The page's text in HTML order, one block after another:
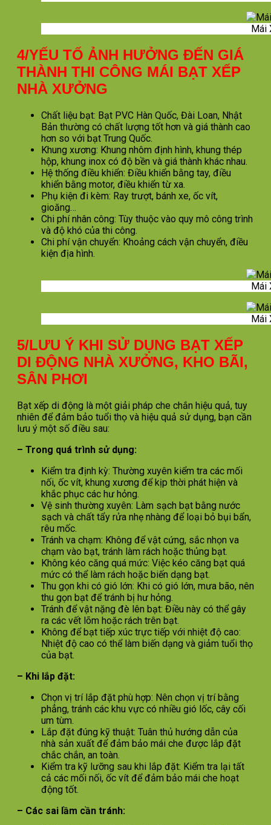
Mái
4/YẾU TỐ ẢNH HƯỞNG ĐẾN GIÁ
THÀNH THI CÔNG MÁI BẠT XẾP
NHÀ XƯỞNG
Chất liệu bạt: Bạt PVC Hàn Quốc, Đài Loan, Nhật
Bản thường có chất lượng tốt hơn và giá thành cao
hơn so với bạt Trung Quốc.
Khung xương: Khung nhôm định hình, khung thép
hộp, khung inox có độ bền và giá thành khác nhau.
Hệ thống điều khiển: Điều khiển bằng tay, điều
khiển bằng motor, điều khiển từ xa.
Phụ kiện đi kèm: Ray trượt, bánh xe, ốc vít,
gioăng…
Chi phí nhân công: Tùy thuộc vào quy mô công trình
và độ khó của thi công.
Chi phí vận chuyển: Khoảng cách vận chuyển, điều
kiện địa hình.
Mái
Mái
5/LƯU Ý KHI SỬ DỤNG BẠT XẾP
DI ĐỘNG NHÀ XƯỞNG, KHO BÃI,
SÂN PHƠI
Bạt xếp di động là một giải pháp che chắn hiệu quả, tuy
nhiên để đảm bảo tuổi thọ và hiệu quả sử dụng, bạn cần
lưu ý một số điều sau:
– Trong quá trình sử dụng:
Kiểm tra định kỳ: Thường xuyên kiểm tra các mối
nối, ốc vít, khung xương để kịp thời phát hiện và
khắc phục các hư hỏng.
Vệ sinh thường xuyên: Làm sạch bạt bằng nước
sạch và chất tẩy rửa nhẹ nhàng để loại bỏ bụi bẩn,
rêu mốc.
Tránh va chạm: Không để vật cứng, sắc nhọn va
chạm vào bạt, tránh làm rách hoặc thủng bạt.
Không kéo căng quá mức: Việc kéo căng bạt quá
mức có thể làm rách hoặc biến dạng bạt.
Thu gọn khi có gió lớn: Khi có gió lớn, mưa bão, nên
thu gọn bạt để tránh bị hư hỏng.
Tránh để vật nặng đè lên bạt: Điều này có thể gây
ra các vết lõm hoặc rách trên bạt.
Không để bạt tiếp xúc trực tiếp với nhiệt độ cao:
Nhiệt độ cao có thể làm biến dạng và giảm tuổi thọ
của bạt.
– Khi lắp đặt:
Chọn vị trí lắp đặt phù hợp: Nên chọn vị trí bằng
phẳng, tránh các khu vực có nhiều gió lốc, cây cối
um tùm.
Lắp đặt đúng kỹ thuật: Tuân thủ hướng dẫn của
nhà sản xuất để đảm bảo mái che được lắp đặt
chắc chắn, an toàn.
Kiểm tra kỹ lưỡng sau khi lắp đặt: Kiểm tra lại tất
cả các mối nối, ốc vít để đảm bảo mái che hoạt
động tốt.
– Các sai lầm cần tránh: